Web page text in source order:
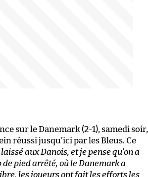
sur le Danemark (2-1), samedi soir,
réussi jusqu’ici par les Bleus. Ce
aux Danois, et je pense qu’on a
pied arrêté, où le Danemark a
les joueurs ont fait les efforts les